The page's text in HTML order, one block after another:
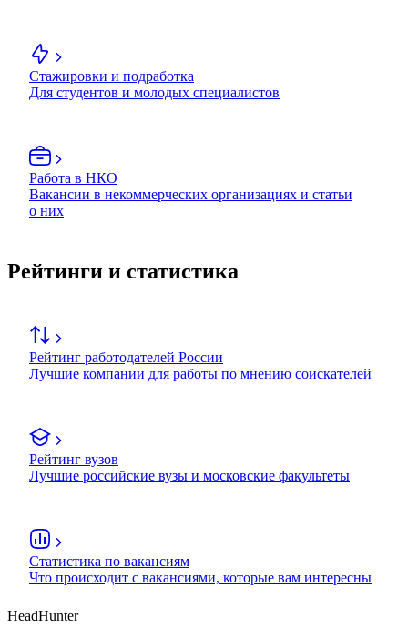
Стажировки и подработка
Для студентов и молодых специалистов
Работа в НКО
Вакансии в некоммерческих организациях и статьи
о них
Рейтинги и статистика
Рейтинг работодателей России
Лучшие компании для работы по мнению соискателей
Рейтинг вузов
Лучшие российские вузы и московские факультеты
Статистика по вакансиям
Что происходит с вакансиями, которые вам интересны
HeadHunter